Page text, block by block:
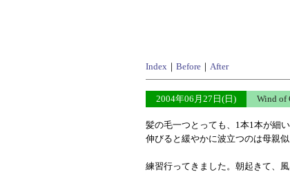
Index｜ Before｜ After
2004年06月27日(日) Wind of
髪の毛一つとっても、1本1本が細
伸びると緩やかに波立つのは母親
練習行ってきました。朝起きて、